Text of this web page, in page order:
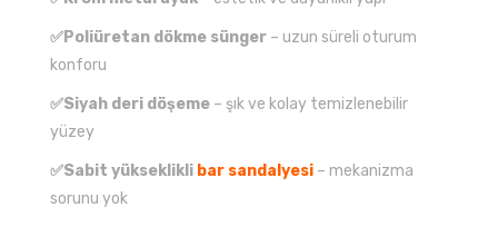
✅Poliüretan dökme sünger – uzun süreli oturum
konforu
✅Siyah deri döşeme – şık ve kolay temizlenebilir
yüzey
✅Sabit yükseklikli bar sandalyesi – mekanizma
sorunu yok